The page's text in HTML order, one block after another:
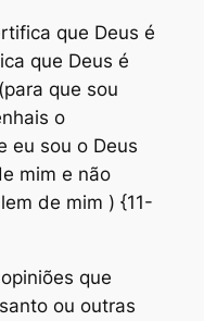
que Deus é
que Deus é
que sou
o
eu sou o Deus
mim e não
de mim ) {11-
que
ou outras